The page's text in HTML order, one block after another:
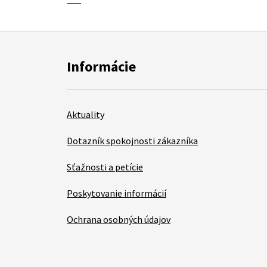
Informácie
Aktuality
Dotazník spokojnosti zákazníka
Sťažnosti a petície
Poskytovanie informácií
Ochrana osobných údajov